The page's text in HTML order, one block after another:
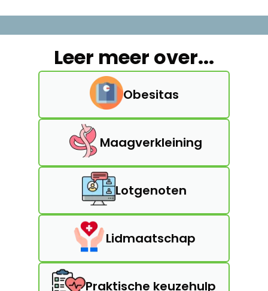
Leer meer over...
Obesitas
Maagverkleining
Lotgenoten
Lidmaatschap
Praktische keuzehulp